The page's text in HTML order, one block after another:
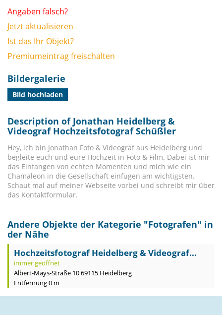
Angaben falsch?
Jetzt aktualisieren
Ist das Ihr Objekt?
Premiumeintrag freischalten
Bildergalerie
Bild hochladen
Description of Jonathan Heidelberg &
Videograf Hochzeitsfotograf Schüßler
Hey, ich bin Jonathan Foto & Videograf aus Heidelberg und
begleite euch und eure Hochzeit in Foto & Film. Dabei ist mir
das Einfangen von echten Momenten und mich wie ein
Chamäleon in die Gesellschaft einfügen am wichtigsten.
Schaut mal auf meiner Webseite vorbei und schreibt mir über
das Kontaktformular.
Andere Objekte der Kategorie "Fotografen" in
der Nähe
Hochzeitsfotograf Heidelberg & Videograf...
immer geöffnet
Albert-Mays-Straße 10 69115 Heidelberg
Entfernung 0 m